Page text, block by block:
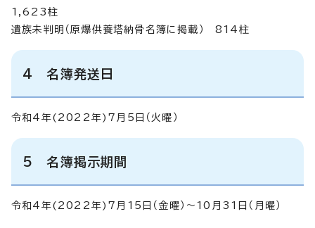
1,623柱
遺族未判明（原爆供養塔納骨名簿に掲載） 814柱
4 名簿発送日
令和4年(2022年)7月5日（火曜）
5名簿掲示期間
令和4年(2022年)7月15日（金曜）～10月31日（月曜）